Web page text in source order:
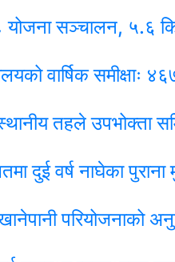
योजना सञ्चालन, ५.६
वार्षिक
तहले उपभोक्ता
दुई वर्ष नाघेका पुराना
परियोजनाको